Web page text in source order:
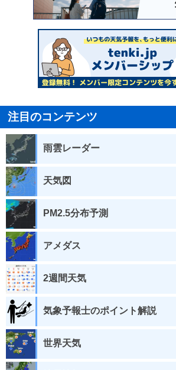
注目のコンテンツ
雨雲レーダー
天気図
PM2.5分布予測
アメダス
2週間天気
気象予報士のポイント解説
世界天気